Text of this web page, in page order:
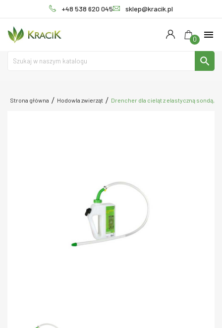
+48 538 620 045 sklep@kracik.pl
0 menu
search
Strona główna Hodowla zwierząt Drencher dla cieląt z elastyczną sondą,